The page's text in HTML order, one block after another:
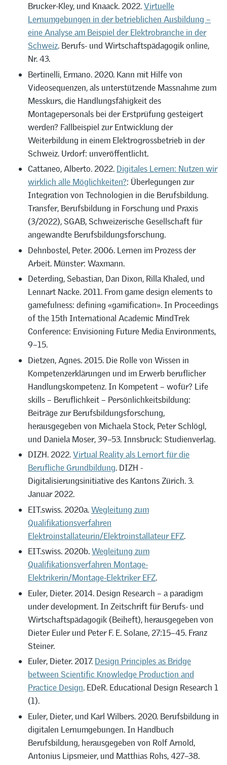
Brucker-Kley, und Knaack. 2022.Virtuelle
Lernumgebungen in der betrieblichen Ausbildung –
eine Analyse am Beispiel der Elektrobranche in der
Schweiz. Berufs- und Wirtschaftspädagogik online,
Nr. 43.
Bertinelli, Ermano. 2020. Kann mit Hilfe von
Videosequenzen, als unterstützende Massnahme zum
Messkurs, die Handlungsfähigkeit des
Montagepersonals bei der Erstprüfung gesteigert
werden? Fallbeispiel zur Entwicklung der
Weiterbildung in einem Elektrogrossbetrieb in der
Schweiz. Urdorf: unveröffentlicht.
Cattaneo, Alberto. 2022. Digitales Lernen: Nutzen wir
wirklich alle Möglichkeiten?: Überlegungen zur
Integration von Technologien in die Berufsbildung.
Transfer, Berufsbildung in Forschung und Praxis
(3/2022), SGAB, Schweizerische Gesellschaft für
angewandte Berufsbildungsforschung.
Dehnbostel, Peter. 2006. Lernen im Prozess der
Arbeit. Münster: Waxmann.
Deterding, Sebastian, Dan Dixon, Rilla Khaled, und
Lennart Nacke. 2011. From game design elements to
gamefulness: defining «gamification». In Proceedings
of the 15th International Academic MindTrek
Conference: Envisioning Future Media Environments,
9–15.
Dietzen, Agnes. 2015. Die Rolle von Wissen in
Kompetenzerklärungen und im Erwerb beruflicher
Handlungskompetenz. In Kompetent – wofür? Life
skills – Beruflichkeit – Persönlichkeitsbildung:
Beiträge zur Berufsbildungsforschung,
herausgegeben von Michaela Stock, Peter Schlögl,
und Daniela Moser, 39–53. Innsbruck: Studienverlag.
DIZH. 2022.Virtual Reality als Lernort für die
Berufliche Grundbildung. DIZH -
Digitalisierungsinitiative des Kantons Zürich. 3.
Januar 2022.
EIT.swiss. 2020a.Wegleitung zum
Qualifikationsverfahren
Elektroinstallateurin/Elektroinstallateur EFZ.
EIT.swiss. 2020b.Wegleitung zum
Qualifikationsverfahren Montage-
Elektrikerin/Montage-Elektriker EFZ.
Euler, Dieter. 2014. Design Research – a paradigm
under development. In Zeitschrift für Berufs- und
Wirtschaftspädagogik (Beiheft), herausgegeben von
Dieter Euler und Peter F. E. Solane, 27:15–45. Franz
Steiner.
Euler, Dieter. 2017. Design Principles as Bridge
between Scientific Knowledge Production and
Practice Design. EDeR. Educational Design Research 1
(1).
Euler, Dieter, und Karl Wilbers. 2020. Berufsbildung in
digitalen Lernumgebungen. In Handbuch
Berufsbildung, herausgegeben von Rolf Arnold,
Antonius Lipsmeier, und Matthias Rohs, 427–38.